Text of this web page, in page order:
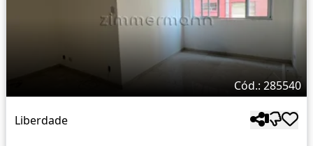
Cód.: 285540
Liberdade